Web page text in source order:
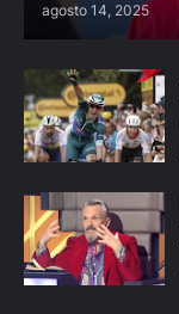
agosto 14, 2025